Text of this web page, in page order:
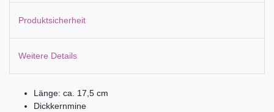
Produktsicherheit
Weitere Details
Länge: ca. 17,5 cm
Dickkernmine